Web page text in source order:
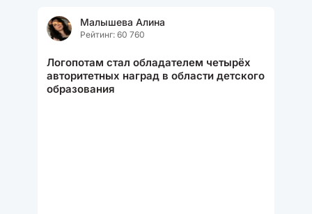
Малышева Алина
Рейтинг: 60 760
Логопотам стал обладателем четырёх
авторитетных наград в области детского
образования